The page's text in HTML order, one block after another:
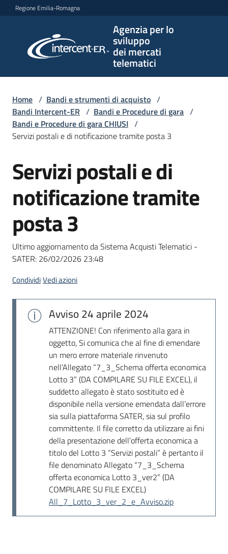
Vai al contenuto
Vai alla navigazione
Vai al footer
Regione Emilia-Romagna
Agenzia per lo
sviluppo
dei mercati
telematici
per lo
sviluppo
telematici
L'Agenzia
e
di
acquisto
Supporto
Piattaforme
telematiche
Home / Bandi e strumenti di acquisto /
Bandi Intercent-ER / Bandi e Procedure di gara /
Bandi e Procedure di gara CHIUSI /
Servizi postali e di notificazione tramite posta 3
Salta al contenuto
Servizi postali e di
notificazione tramite
posta 3
Ultimo aggiornamento da Sistema Acquisti Telematici -
SATER: 26/02/2026 23:48
CondividiVedi azioni
Avviso 24 aprile 2024
ATTENZIONE! Con riferimento alla gara in
oggetto, Si comunica che al fine di emendare
un mero errore materiale rinvenuto
nell’Allegato “7_3_Schema offerta economica
Lotto 3” (DA COMPILARE SU FILE EXCEL), il
suddetto allegato è stato sostituito ed è
disponibile nella versione emendata dall’errore
sia sulla piattaforma SATER, sia sul profilo
committente. Il file corretto da utilizzare ai fini
della presentazione dell’offerta economica a
titolo del Lotto 3 “Servizi postali” è pertanto il
file denominato Allegato “7_3_Schema
offerta economica Lotto 3_ver2” (DA
COMPILARE SU FILE EXCEL)
All_7_Lotto_3_ver_2_e_Avviso.zip